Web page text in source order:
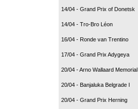
14/04 - Grand Prix of Donetsk
14/04 - Tro-Bro Léon
16/04 - Ronde van Trentino
17/04 - Grand Prix Adygeya
20/04 - Arno Wallaard Memorial
20/04 - Banjaluka Belgrade I
20/04 - Grand Prix Herning